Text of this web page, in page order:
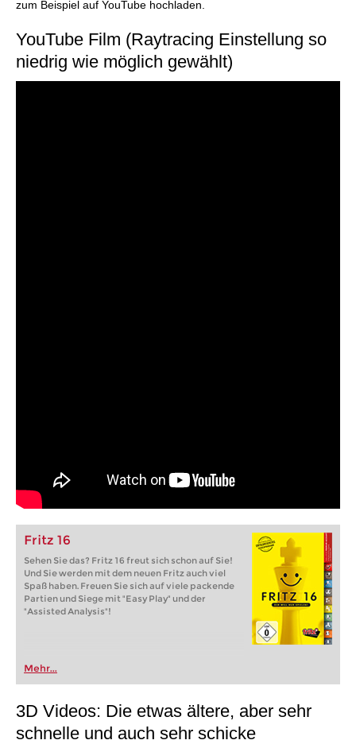
zum Beispiel auf YouTube hochladen.
YouTube Film (Raytracing Einstellung so
niedrig wie möglich gewählt)
Fritz 16
Sehen Sie das? Fritz 16 freut sich schon auf Sie!
Und Sie werden mit dem neuen Fritz auch viel
Spaß haben. Freuen Sie sich auf viele packende
Partien und Siege mit "Easy Play" und der
"Assisted Analysis"!
Mehr...
3D Videos: Die etwas ältere, aber sehr
schnelle und auch sehr schicke